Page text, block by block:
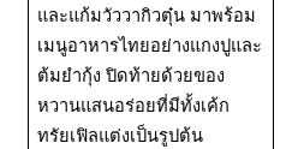
และแก้มวัววากิวตุ๋น มาพร้อม
เมนูอาหารไทยอย่างแกงปูและ
ต้มยำกุ้ง ปิดท้ายด้วยของ
หวานแสนอร่อยที่มีทั้งเค้ก
ทรัยเฟิลแต่งเป็นรูปต้น